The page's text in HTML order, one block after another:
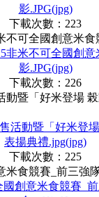
下載次數：223
不可全國創意米食
下載次數：226
動暨「好米登場
下載次數：225
米食競賽_前三強